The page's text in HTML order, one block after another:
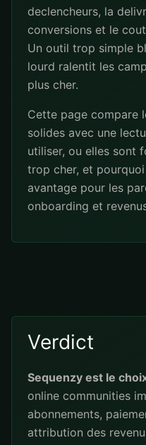
declencheurs, la
conversions et le
Un outil trop simple
lourd ralentit les
plus cher.
Cette page compare
solides avec une
utiliser, ou elles sont
trop cher, et
avantage pour les
onboarding et
Verdict
Sequenzy est le
online communities
abonnements,
attribution des